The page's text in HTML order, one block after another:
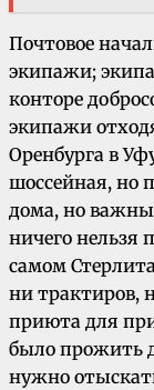
Почтовое
экипажи;
конторе
экипажи
Оренбурга в
шоссейная, но
дома, но
ничего нельзя
самом
ни трактиров,
приюта для
было прожить
нужно